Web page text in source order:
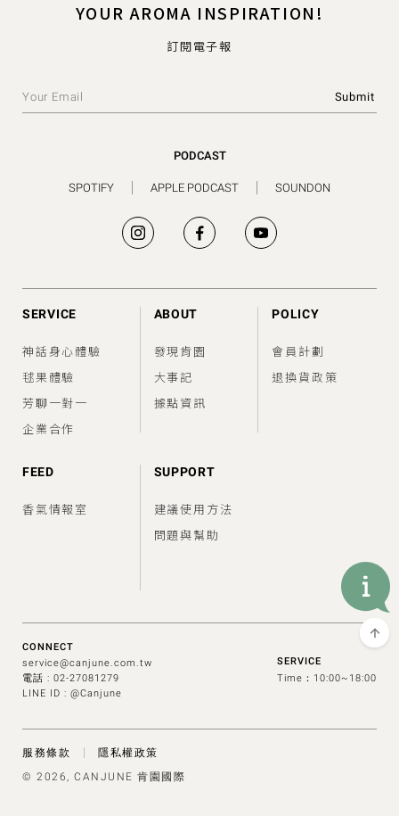
YOUR AROMA INSPIRATION!
訂閱電子報
PODCAST
SPOTIFY SOUNDON
APPLE PODCAST
SERVICE
神話身心體驗
毬果體驗
芳聊一對一
企業合作
ABOUT
發現肯園
大事記
據點資訊
POLICY
會員計劃
退換貨政策
FEED
香氣情報室
SUPPORT
建議使用方法
問題與幫助
CONNECT
service@canjune.com.tw
電話 : 02-27081279
LINE ID : @Canjune
SERVICE
Time：10:00~18:00
© 2026, CANJUNE 肯園國際
服務條款 隱私權政策